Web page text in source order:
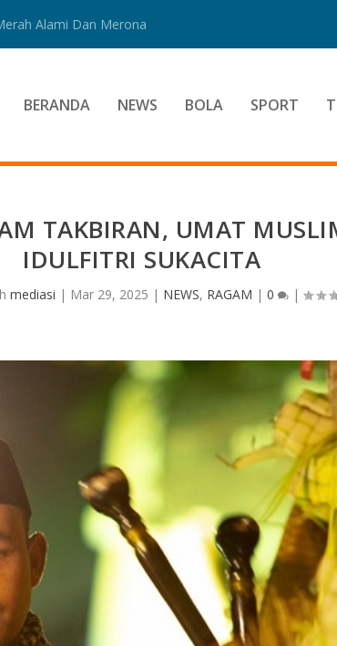
Alami Dan Merona
BERANDA NEWS BOLA SPORT
TAKBIRAN, UMAT
IDULFITRI SUKACITA
mediasi | Mar 29, 2025 | NEWS, RAGAM | 0 |